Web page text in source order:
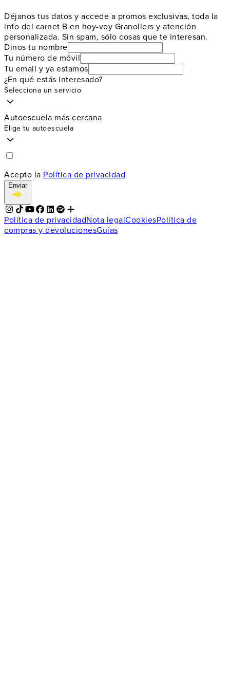
Déjanos tus datos y accede a promos exclusivas, toda la
info del carnet B en hoy-voy Granollers y atención
personalizada. Sin spam, sólo cosas que te interesan.
Dinos tu nombre
Tu número de móvil
Tu email y ya estamos
¿En qué estás interesado?
Selecciona un servicio
Autoescuela más cercana
Elige tu autoescuela
Acepto la Política de privacidad
Enviar
Política de privacidadNota legalCookiesPolítica de
compras y devolucionesGuías